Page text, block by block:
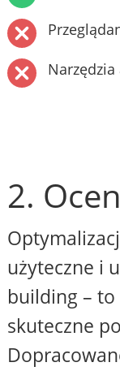
2.
użyteczne i
building – to
skuteczne